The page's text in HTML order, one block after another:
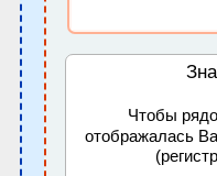
Чтобы
отображалась